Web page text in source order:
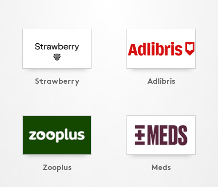
Strawberry Adlibris
Zooplus Meds